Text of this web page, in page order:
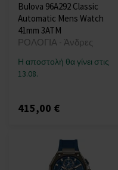
Bulova 96A292 Classic
Automatic Mens Watch
41mm 3ATM
ΡΟΛΟΓΙΑ - Άνδρες
Η αποστολή θα γίνει στις
13.08.
415,00 €